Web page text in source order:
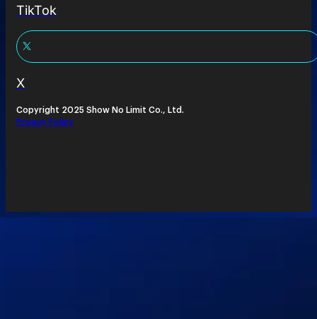
TikTok
X
Copyright 2025 Show No Limit Co., Ltd.
Privacy Policy